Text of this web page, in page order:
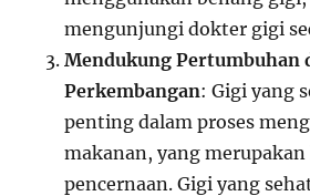
mengunjungi dokter gigi
Mendukung Pertumbuhan
Perkembangan: Gigi yang
penting dalam proses
makanan, yang
pencernaan. Gigi yang